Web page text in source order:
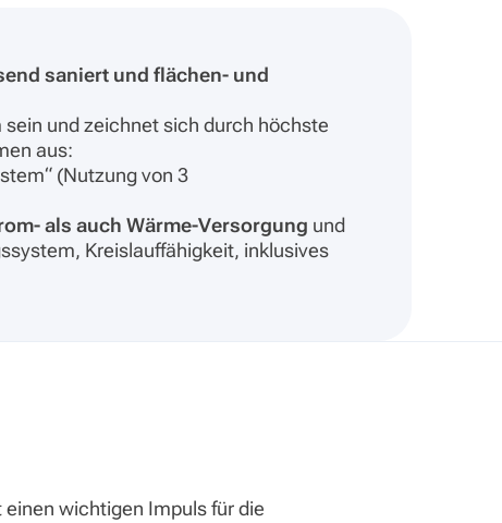
saniert und flächen- und
und zeichnet sich durch höchste
aus:
(Nutzung von 3
als auch Wärme-Versorgung und
Kreislauffähigkeit, inklusives
wichtigen Impuls für die